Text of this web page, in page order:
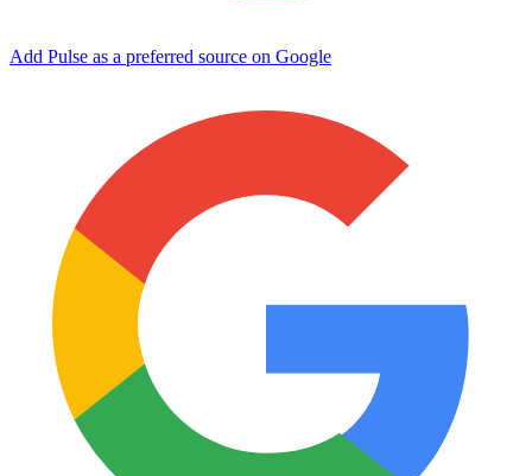
Add Pulse as a preferred source on Google